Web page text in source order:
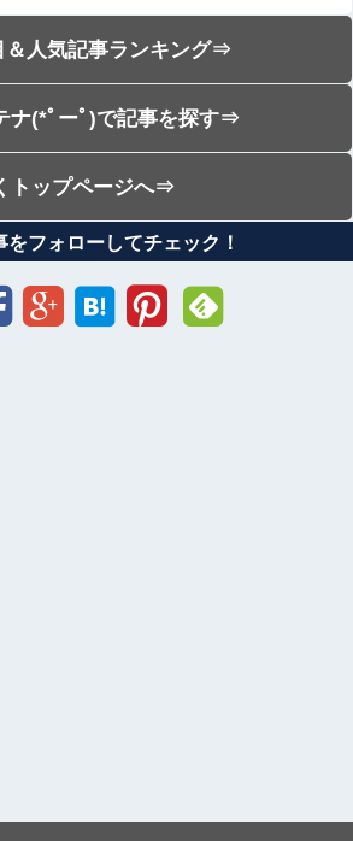
＆人気記事ランキング⇒
ナ(*ﾟーﾟ)で記事を探す⇒
トップページへ⇒
フォローしてチェック！